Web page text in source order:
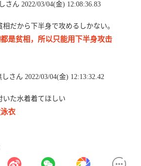
さん 2022/03/04(金) 12:08:36.83
だから下半身で攻めるしかない。
是贫相，所以只能用下半身攻击
さん 2022/03/04(金) 12:13:32.42
いた水着着てほしい
衣